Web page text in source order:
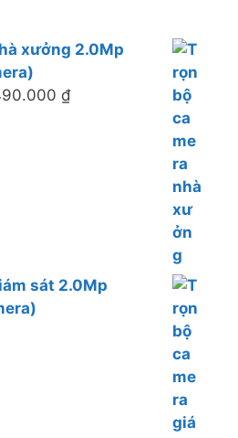
xưởng 2.0Mp
₫
sát 2.0Mp